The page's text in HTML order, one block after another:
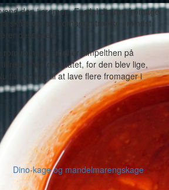
den i cremen. Fordel din romfromage
skåle og lad fromagen trække i mindst
desserten.
romfromage smelter simpelthen på
med resultatet, for den blev lige,
får jeg lyst til at lave flere fromager i
Dino-kage og mandelmarengskage